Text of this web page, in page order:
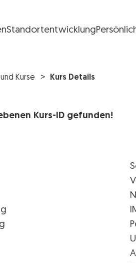
Standortentwicklung
Kurse Kurs Details
Kurs-ID gefunden!